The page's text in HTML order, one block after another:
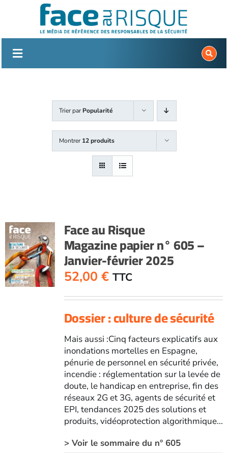
Trier parPopularité
Montrer12 produits
Face au Risque
Magazine papier n° 605 –
Janvier-février 2025
52,00 € TTC
Dossier : culture de sécurité
Mais aussi :Cinq facteurs explicatifs aux
inondations mortelles en Espagne,
pénurie de personnel en sécurité privée,
incendie : réglementation sur la levée de
doute, le handicap en entreprise, fin des
réseaux 2G et 3G, agents de sécurité et
EPI, tendances 2025 des solutions et
produits, vidéoprotection algorithmique...
> Voir le sommaire du n° 605